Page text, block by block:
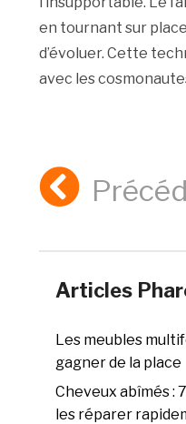
en tournant sur
d’évoluer. Cette
avec les
Articles
Les meubles
gagner de la place
Cheveux abîmés :
les réparer